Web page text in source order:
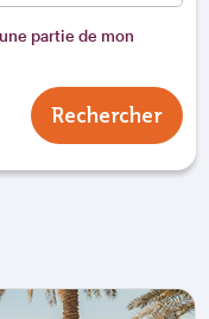
partie de mon
Rechercher